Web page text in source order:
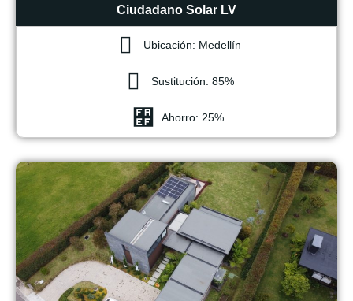
Ciudadano Solar LV
Ubicación: Medellín
Sustitución: 85%
Ahorro: 25%